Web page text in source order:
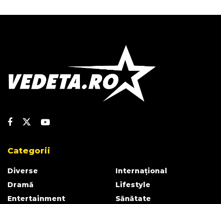
Categorii
Diverse
Dramă
Entertainment
Internațional
Lifestyle
Sănătate